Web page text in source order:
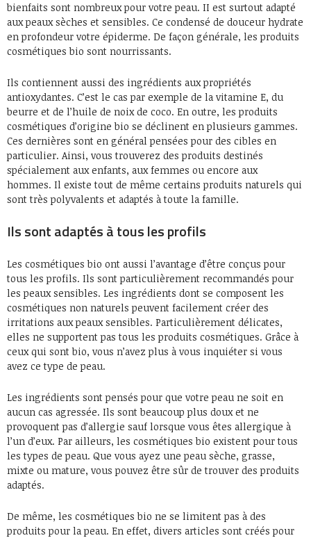
bienfaits sont nombreux pour votre peau. II est surtout adapté
aux peaux sèches et sensibles. Ce condensé de douceur hydrate
en profondeur votre épiderme. De façon générale, les produits
cosmétiques bio sont nourrissants.
Ils contiennent aussi des ingrédients aux propriétés
antioxydantes. C’est le cas par exemple de la vitamine E, du
beurre et de l’huile de noix de coco. En outre, les produits
cosmétiques d’origine bio se déclinent en plusieurs gammes.
Ces dernières sont en général pensées pour des cibles en
particulier. Ainsi, vous trouverez des produits destinés
spécialement aux enfants, aux femmes ou encore aux
hommes. Il existe tout de même certains produits naturels qui
sont très polyvalents et adaptés à toute la famille.
Ils sont adaptés à tous les profils
Les cosmétiques bio ont aussi l’avantage d’être conçus pour
tous les profils. Ils sont particulièrement recommandés pour
les peaux sensibles. Les ingrédients dont se composent les
cosmétiques non naturels peuvent facilement créer des
irritations aux peaux sensibles. Particulièrement délicates,
elles ne supportent pas tous les produits cosmétiques. Grâce à
ceux qui sont bio, vous n’avez plus à vous inquiéter si vous
avez ce type de peau.
Les ingrédients sont pensés pour que votre peau ne soit en
aucun cas agressée. Ils sont beaucoup plus doux et ne
provoquent pas d’allergie sauf lorsque vous êtes allergique à
l’un d’eux. Par ailleurs, les cosmétiques bio existent pour tous
les types de peau. Que vous ayez une peau sèche, grasse,
mixte ou mature, vous pouvez être sûr de trouver des produits
adaptés.
De même, les cosmétiques bio ne se limitent pas à des
produits pour la peau. En effet, divers articles sont créés pour